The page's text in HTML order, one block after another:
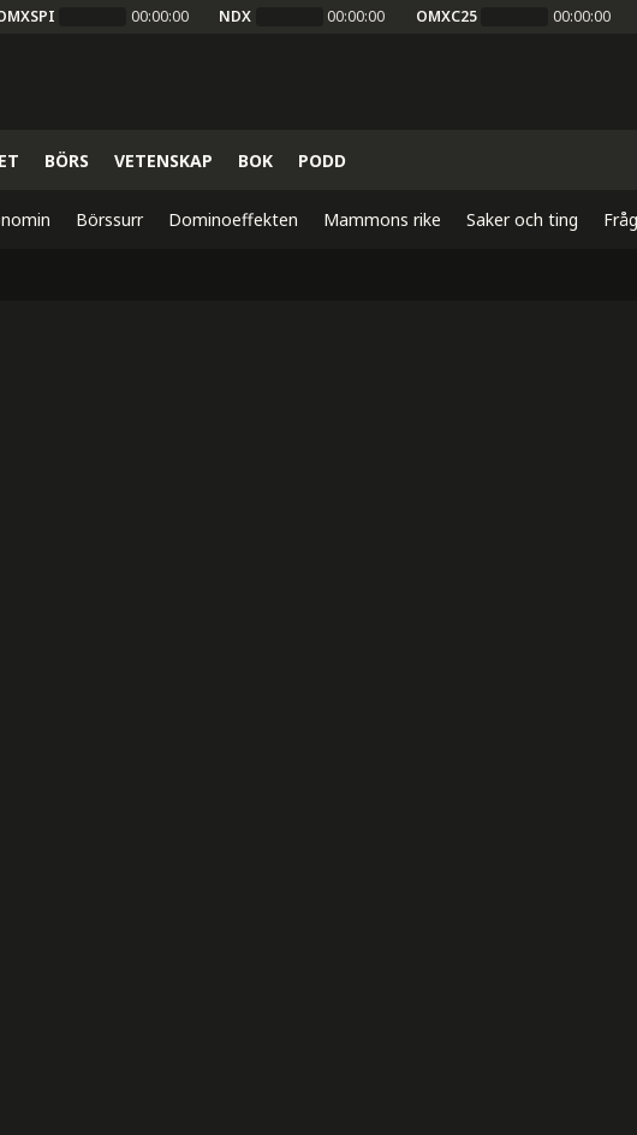
00:00:00 NDX 00:00:00 OMXC25 00:00:00
BÖRS VETENSKAP BOK PODD
Börssurr Dominoeffekten Mammons rike Saker och ting